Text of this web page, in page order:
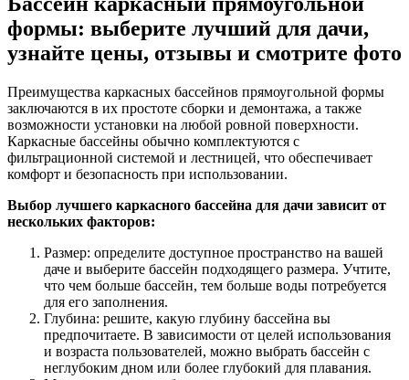
формы: выберите лучший для дачи,
узнайте цены, отзывы и смотрите фото
Преимущества каркасных бассейнов прямоугольной формы
заключаются в их простоте сборки и демонтажа, а также
возможности установки на любой ровной поверхности.
Каркасные бассейны обычно комплектуются с
фильтрационной системой и лестницей, что обеспечивает
комфорт и безопасность при использовании.
Выбор лучшего каркасного бассейна для дачи зависит от
нескольких факторов:
Размер: определите доступное пространство на вашей
даче и выберите бассейн подходящего размера. Учтите,
что чем больше бассейн, тем больше воды потребуется
для его заполнения.
Глубина: решите, какую глубину бассейна вы
предпочитаете. В зависимости от целей использования
и возраста пользователей, можно выбрать бассейн с
неглубоким дном или более глубокий для плавания.